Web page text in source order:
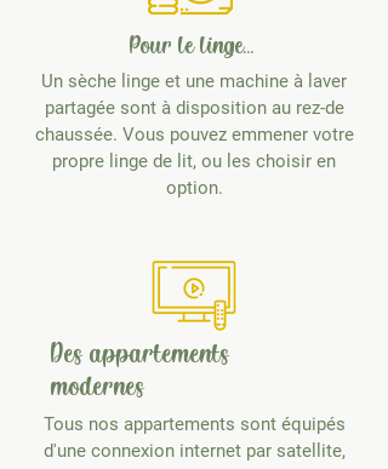
Pour le linge...
Un sèche linge et une machine à laver
partagée sont à disposition au rez-de
chaussée. Vous pouvez emmener votre
propre linge de lit, ou les choisir en
option.
Des appartements
modernes
Tous nos appartements sont équipés
d'une connexion internet par satellite,